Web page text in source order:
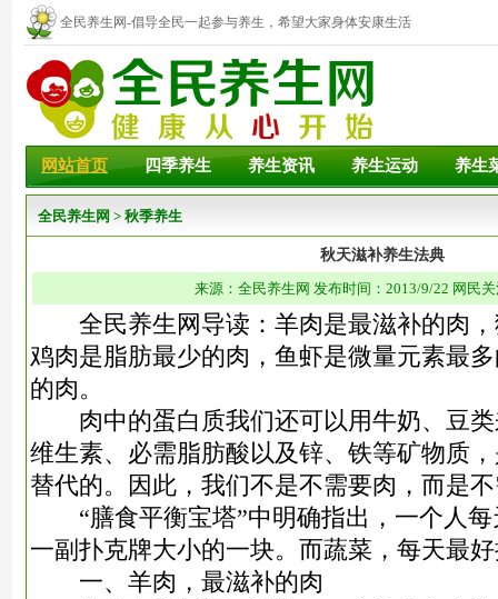
全民养生网-倡导全民一起参与养生，希望大家身体安康生活
幸福！
网站首页 四季养生 养生资讯 养生运动 养生
全民养生网 > 秋季养生
秋天滋补养生法典
来源：全民养生网 发布时间：2013/9/22 网民
全民养生网导读：羊肉是最滋补的肉，
鸡肉是脂肪最少的肉，鱼虾是微量元素最
的肉。
肉中的蛋白质我们还可以用牛奶、豆类
维生素、必需脂肪酸以及锌、铁等矿物质
替代的。因此，我们不是不需要肉，而是
“膳食平衡宝塔”中明确指出，一个人每
一副扑克牌大小的一块。而蔬菜，每天最
一、羊肉，最滋补的肉